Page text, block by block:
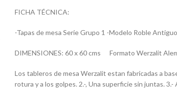
FICHA TÉCNICA:
-Tapas de mesa Serie Grupo 1 -Modelo Roble
DIMENSIONES: 60 x 60 cms Formato Werzalit
Los tableros de mesa Werzalit estan fabricadas a
rotura y a los golpes. 2.-, Una superficie sin juntas.